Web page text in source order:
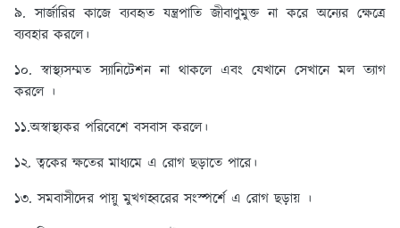
৯. সার্জারির কাজে ব্যবহৃত যন্ত্রপাতি জীবাণুমুক্ত না করে অন্যের ক্ষেত্রে
ব্যবহার করলে।
১০. স্বাস্থ্যসম্মত স্যানিটেশন না থাকলে এবং যেখানে সেখানে মল ত্যাগ
করলে ।
১১.অস্বাস্থ্যকর পরিবেশে বসবাস করলে।
১২. ত্বকের ক্ষতের মাধ্যমে এ রোগ ছড়াতে পারে।
১৩. সমবাসীদের পায়ু মুখগহ্বরের সংস্পর্শে এ রোগ ছড়ায় ।